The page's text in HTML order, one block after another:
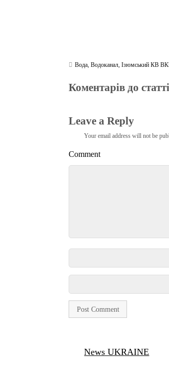
Вода ,Водоканал ,Ізюмський КВ
Коментарів до
Leave a Reply
Your email address will not be
Comment
News UKRAINE